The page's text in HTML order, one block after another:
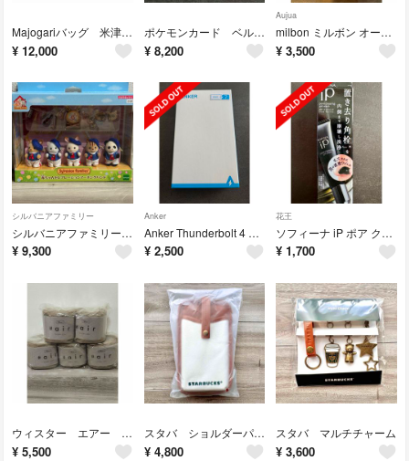
Majogariバッグ 米津玄師 '18 Flamingo ライブグッズ
¥ 12,000
ポケモンカード ベルのまごころ SAR ［SV5M 097/071］
¥ 8,200
Aujua
milbon ミルボン オージュア eq エクイアル シャンプー
¥ 3,500
シルバニアファミリー
シルバニアファミリー C-61 赤ちゃんセレブレーションマーチングバンド(1セッ
¥ 9,300
Anker
Anker Thunderbolt 4 Cable ブラック 0.7m
¥ 2,500
花王
ソフィーナ iP ポア クリアリング ジェル ウォッシュ(30g)
¥ 1,700
ウィスター エアー 毛糸 5玉セット
¥ 5,500
スタバ ショルダーパスケース
¥ 4,800
スタバ マルチチャーム
¥ 3,600